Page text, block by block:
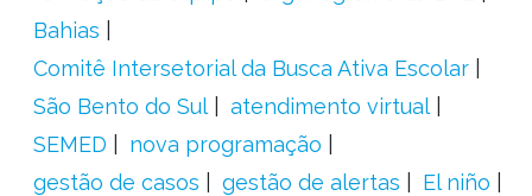
Bahias
Comitê Intersetorial da Busca Ativa Escolar
São Bento do Sul
atendimento virtual
SEMED
nova programação
gestão de casos
gestão de alertas
El niño